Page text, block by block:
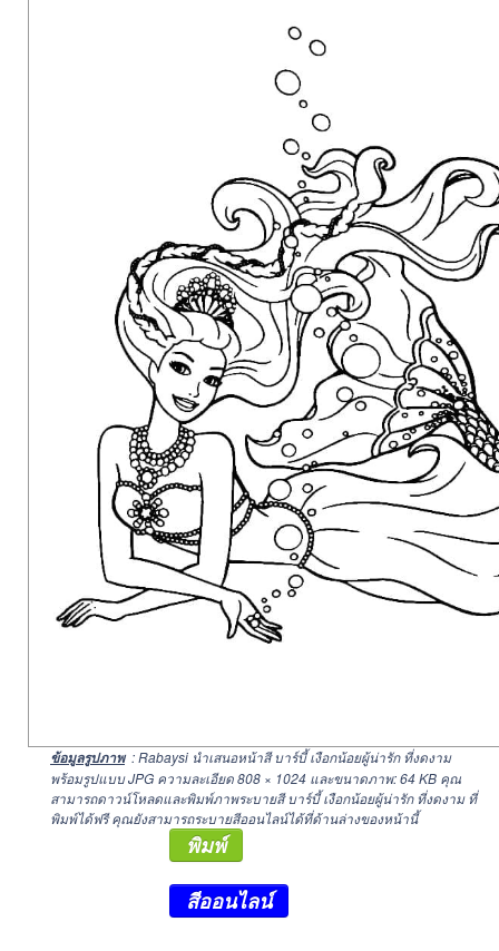
ข้อมูลรูปภาพ : Rabaysi นำเสนอหน้าสี บาร์บี้ เงือกน้อยผู้น่ารัก ที่งดงาม
พร้อมรูปแบบ JPG ความละเอียด808 × 1024 และขนาดภาพ: 64 KB คุณ
สามารถดาวน์โหลดและพิมพ์ภาพระบายสี บาร์บี้ เงือกน้อยผู้น่ารัก ที่งดงาม ที่
พิมพ์ได้ฟรี คุณยังสามารถระบายสีออนไลน์ได้ที่ด้านล่างของหน้านี้
พิมพ์
สีออนไลน์